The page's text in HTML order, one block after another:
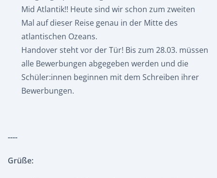
Mid Atlantik!! Heute sind wir schon zum zweiten
Mal auf dieser Reise genau in der Mitte des
atlantischen Ozeans.
Handover steht vor der Tür! Bis zum 28.03. müssen
alle Bewerbungen abgegeben werden und die
Schüler:innen beginnen mit dem Schreiben ihrer
Bewerbungen.
----
Grüße: